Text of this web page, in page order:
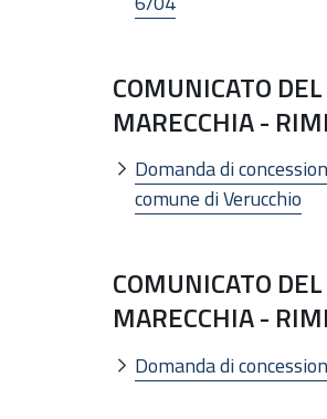
COMUNICATO
MARECCHIA -
Domanda di
comune di Verucchio
COMUNICATO
MARECCHIA -
Domanda di